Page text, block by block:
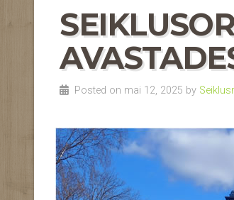
Posted on mai 12, 2025 by